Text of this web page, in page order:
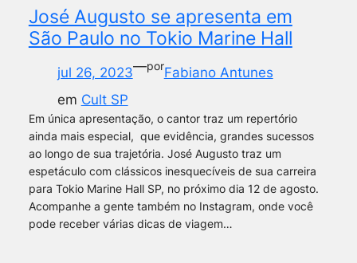
José Augusto se apresenta em
São Paulo no Tokio Marine Hall
jul 26, 2023—porFabiano Antunes
em Cult SP
Em única apresentação, o cantor traz um repertório
ainda mais especial, que evidência, grandes sucessos
ao longo de sua trajetória. José Augusto traz um
espetáculo com clássicos inesquecíveis de sua carreira
para Tokio Marine Hall SP, no próximo dia 12 de agosto.
Acompanhe a gente também no Instagram, onde você
pode receber várias dicas de viagem…